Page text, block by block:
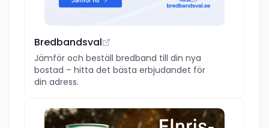
Bredbandsval
Jämför och beställ bredband till din nya
bostad – hitta det bästa erbjudandet för
din adress.